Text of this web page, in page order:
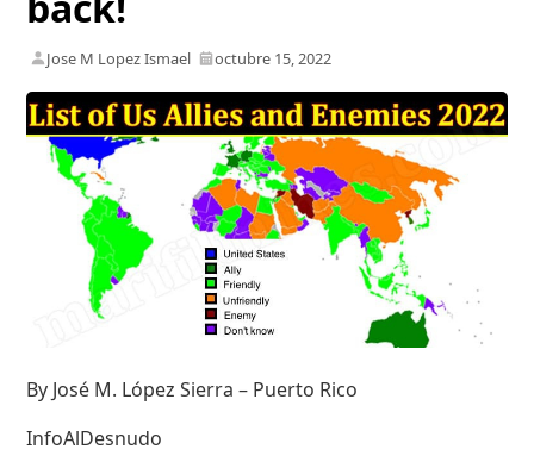
Jose M Lopez Ismael octubre 15, 2022
By José M. López Sierra – Puerto Rico
InfoAlDesnudo